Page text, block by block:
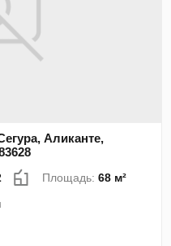
Аликанте,
Площадь:68 м²